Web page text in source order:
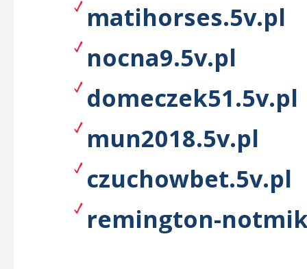
matihorses.5v.pl
nocna9.5v.pl
domeczek51.5v.pl
mun2018.5v.pl
czuchowbet.5v.pl
remington-